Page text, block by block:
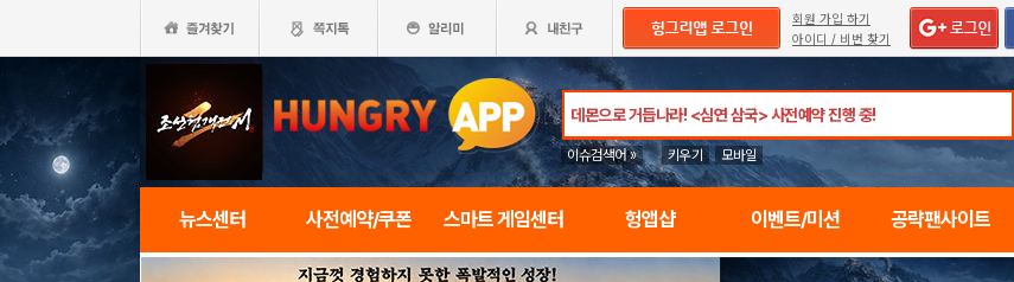
회원 가입 하기
아이디 / 비번 찾기
이슈검색어 » 키우기 모바일
뉴스센터 사전예약/쿠폰 스마트 게임센터 헝앱샵 이벤트/미션 공략팬사이트